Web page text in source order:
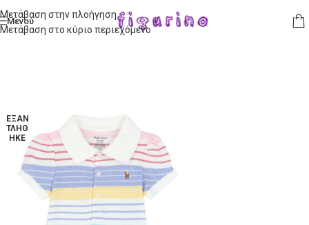
Μετάβαση στην πλοήγηση
Μετάβαση στο κύριο περιεχόμενο
Μενού
ΕΞΑΝ
ΤΛΉΘ
ΗΚΕ